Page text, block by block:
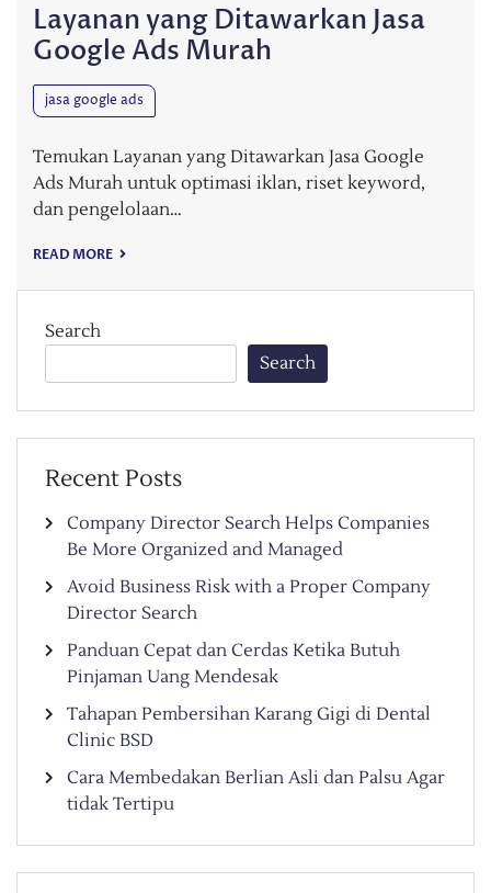
Layanan yang Ditawarkan Jasa
Google Ads Murah
jasa google ads
Temukan Layanan yang Ditawarkan Jasa Google
Ads Murah untuk optimasi iklan, riset keyword,
dan pengelolaan…
READ MORE
Search
Search
Recent Posts
Company Director Search Helps Companies
Be More Organized and Managed
Avoid Business Risk with a Proper Company
Director Search
Panduan Cepat dan Cerdas Ketika Butuh
Pinjaman Uang Mendesak
Tahapan Pembersihan Karang Gigi di Dental
Clinic BSD
Cara Membedakan Berlian Asli dan Palsu Agar
tidak Tertipu